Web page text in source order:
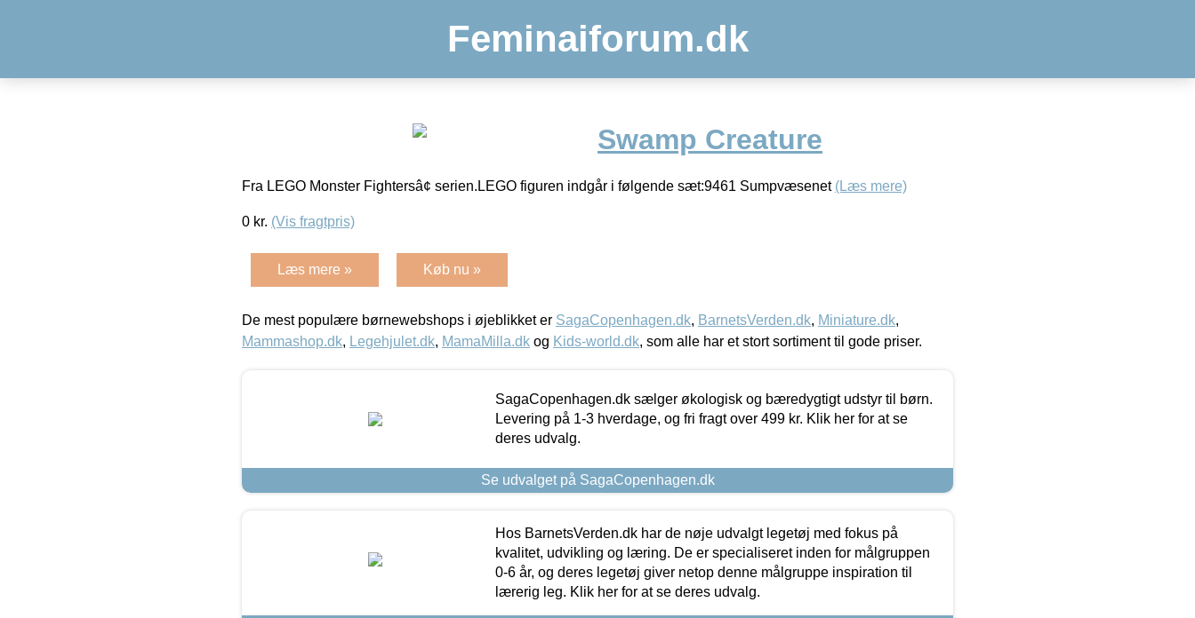
Feminaiforum.dk
Swamp Creature
Fra LEGO Monster Fightersâ¢ serien.LEGO figuren indgår i følgende sæt:9461 Sumpvæsenet (Læs mere)
0 kr. (Vis fragtpris)
Læs mere » Køb nu »
De mest populære børnewebshops i øjeblikket er SagaCopenhagen.dk, BarnetsVerden.dk, Miniature.dk,
Mammashop.dk, Legehjulet.dk, MamaMilla.dk og Kids-world.dk, som alle har et stort sortiment til gode priser.
SagaCopenhagen.dk sælger økologisk og bæredygtigt udstyr til børn.
Levering på 1-3 hverdage, og fri fragt over 499 kr. Klik her for at se
deres udvalg.
Se udvalget på SagaCopenhagen.dk
Hos BarnetsVerden.dk har de nøje udvalgt legetøj med fokus på
kvalitet, udvikling og læring. De er specialiseret inden for målgruppen
0-6 år, og deres legetøj giver netop denne målgruppe inspiration til
lærerig leg. Klik her for at se deres udvalg.